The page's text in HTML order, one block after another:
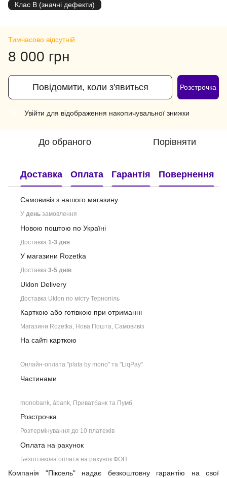
Клас B (значні дефекти)
Тимчасово відсутній
8 000 грн
Повідомити, коли з'явиться Розстрочка
Увійти для відображення накопичувальної знижки
До обраного Порівняти
Доставка Оплата Гарантія Повернення
Самовивіз з нашого магазину
У день замовлення
Новою поштою по Україні
Доставка 1-3 дня
У магазини Rozetka
Доставка 3-5 днів
Uklon Delivery
Доставка Uklon по місту Тернопіль
Карткою або готівкою при отриманні
Магазини Rozetka, Нова Пошта, Самовивіз
На сайті карткою
Онлайн-оплата "plata by mono" та "LiqPay"
Частинами
monobank, àbank, Приватбанк та Пумб
Розстрочка
Розтермінування до 10 платежів
Оплата на рахунок
Безготівкова оплата на рахунок ФОП
Компанія "Піксель" надає безкоштовну гарантію на свої